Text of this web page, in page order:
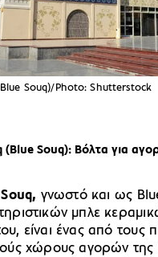
Souq)/Photo: Shutterstock
Souq): Βόλτα για
γνωστό και ως
μπλε
είναι ένας από τους
χώρους αγορών της